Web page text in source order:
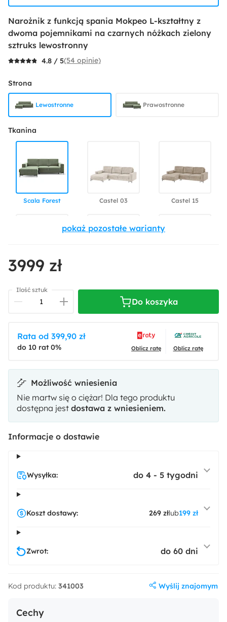
Cechy
Narożnik z funkcją spania Mokpeo L-kształtny z
dwoma pojemnikami na czarnych nóżkach zielony
sztruks lewostronny
4.8 / 5(54 opinie)
Strona
Lewostronne Prawostronne
Tkanina
Scala Forest Castel 03 Castel 15
Castel 39
Castel 93 Diosa 84
3999 zł
Ilość sztuk
Do koszyka
Rata od 399,90 zł
do 10 rat 0% Oblicz ratę Oblicz ratę
Możliwość wniesienia
Nie martw się o ciężar! Dla tego produktu
dostępna jest dostawa z wniesieniem.
Informacje o dostawie
Wysyłka: do 4 - 5 tygodni
Koszt dostawy: 269 złlub199 zł
Zwrot: do 60 dni
Kod produktu: 341003 Wyślij znajomym